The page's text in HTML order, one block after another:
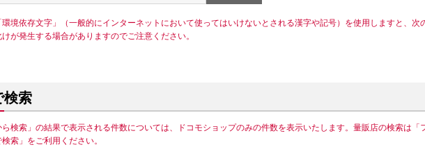
環境依存文字」（一般的にインターネットにおいて使ってはいけないとされる漢字や記号）を使用しますと、次
が発生する場合がありますのでご注意ください。
検索
ら検索」の結果で表示される件数については、ドコモショップのみの件数を表示いたします。量販店の検索は「
索」をご利用ください。